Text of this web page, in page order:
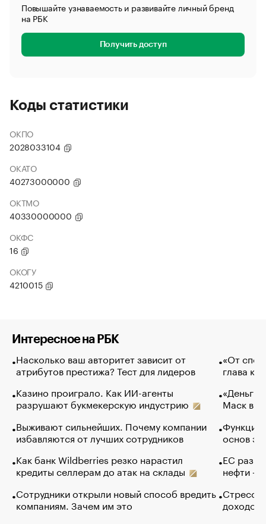
Повышайте узнаваемость и развивайте личный бренд
на РБК
Получить доступ
Коды статистики
ОКПО
2028033104
ОКАТО
40273000000
ОКТМО
40330000000
ОКФС
16
ОКОГУ
4210015
Интересное на РБК
Насколько ваш авторитет зависит от
атрибутов престижа? Тест для лидеров
Казино проиграло. Как ИИ-агенты
разрушают букмекерскую индустрию
Выживают сильнейших. Почему компании
избавляются от лучших сотрудников
Как банк Wildberries резко нарастил
кредиты селлерам до атак на склады
Сотрудники открыли новый способ вредить
компаниям. Зачем им это
«От
глава
«Деньги
Маск в
Функции
основ
ЕС
нефти —
Стресс
доходов